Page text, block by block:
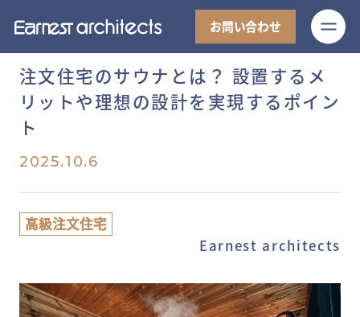
お問い合わせ
注文住宅のサウナとは？ 設置するメ
リットや理想の設計を実現するポイン
ト
2025.10.6
高級注文住宅
Earnest architects